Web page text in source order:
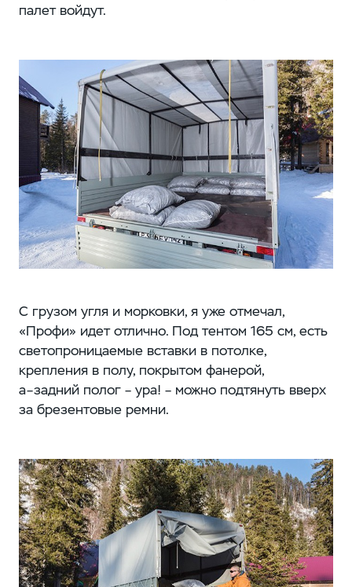
палет войдут.
С грузом угля и морковки, я уже отмечал,
«Профи» идет отлично. Под тентом 165 см, есть
светопроницаемые вставки в потолке,
крепления в полу, покрытом фанерой,
а–задний полог – ура! – можно подтянуть вверх
за брезентовые ремни.